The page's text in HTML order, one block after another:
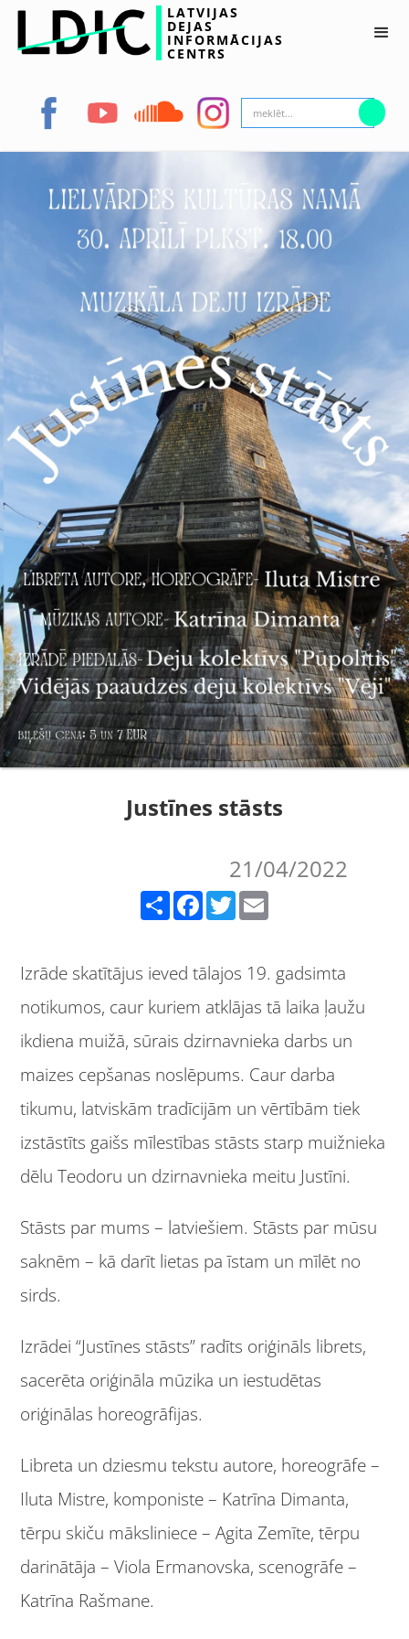
LATVIJAS
DEJAS
INFORMĀCIJAS
CENTRS
Justīnes stāsts
21/04/2022
Facebook Twitter
Izrāde skatītājus ieved tālajos 19. gadsimta
notikumos, caur kuriem atklājas tā laika ļaužu
ikdiena muižā, sūrais dzirnavnieka darbs un
maizes cepšanas noslēpums. Caur darba
tikumu, latviskām tradīcijām un vērtībām tiek
izstāstīts gaišs mīlestības stāsts starp muižnieka
dēlu Teodoru un dzirnavnieka meitu Justīni.
Stāsts par mums – latviešiem. Stāsts par mūsu
saknēm – kā darīt lietas pa īstam un mīlēt no
sirds.
Izrādei “Justīnes stāsts” radīts oriģināls librets,
sacerēta oriģināla mūzika un iestudētas
oriģinālas horeogrāfijas.
Libreta un dziesmu tekstu autore, horeogrāfe –
Iluta Mistre, komponiste – Katrīna Dimanta,
tērpu skiču māksliniece – Agita Zemīte, tērpu
darinātāja – Viola Ermanovska, scenogrāfe –
Katrīna Rašmane.